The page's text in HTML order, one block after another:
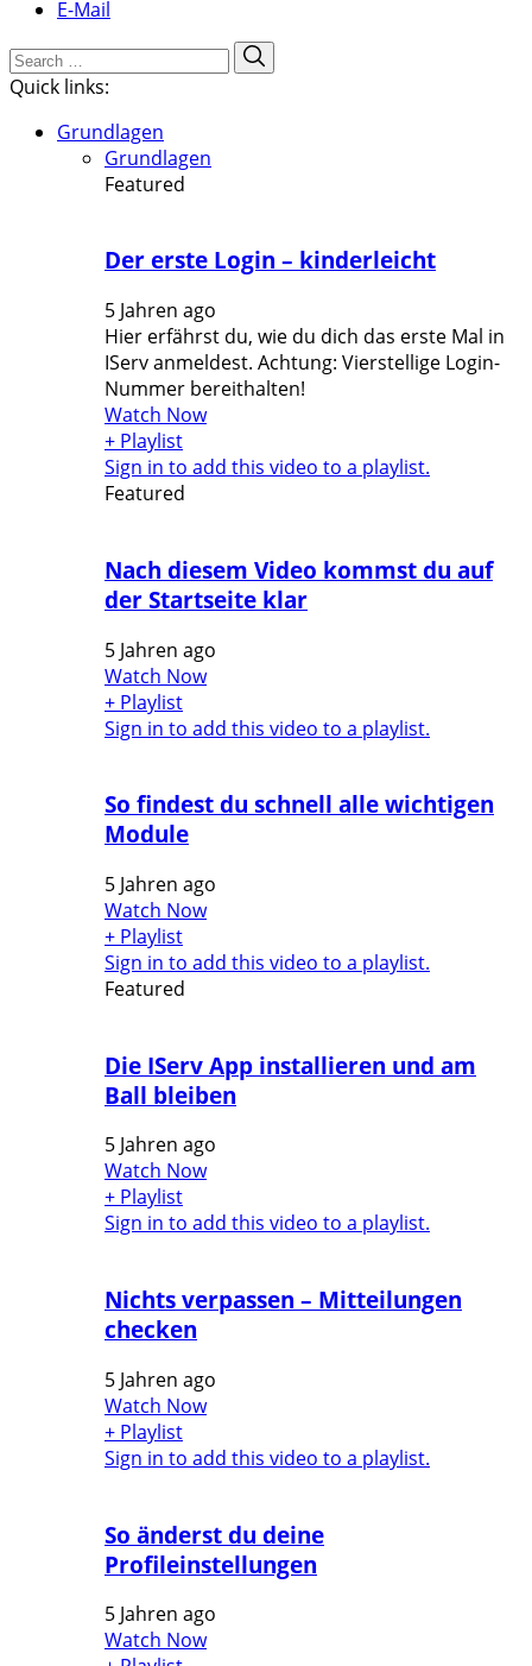
E-Mail
Search
for:
Quick links:
Grundlagen
Grundlagen
Featured
Der erste Login – kinderleicht
5 Jahren ago
Hier erfährst du, wie du dich das erste Mal in
IServ anmeldest. Achtung: Vierstellige Login-
Nummer bereithalten!
Watch Now
+ Playlist
Sign in to add this video to a playlist.
Featured
Nach diesem Video kommst du auf
der Startseite klar
5 Jahren ago
Watch Now
+ Playlist
Sign in to add this video to a playlist.
So findest du schnell alle wichtigen
Module
5 Jahren ago
Watch Now
+ Playlist
Sign in to add this video to a playlist.
Featured
Die IServ App installieren und am
Ball bleiben
5 Jahren ago
Watch Now
+ Playlist
Sign in to add this video to a playlist.
Nichts verpassen – Mitteilungen
checken
5 Jahren ago
Watch Now
+ Playlist
Sign in to add this video to a playlist.
So änderst du deine
Profileinstellungen
5 Jahren ago
Watch Now